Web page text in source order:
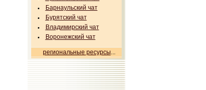
Барнаульский чат
Бурятский чат
Владимирский чат
Воронежский чат
региональные ресурсы